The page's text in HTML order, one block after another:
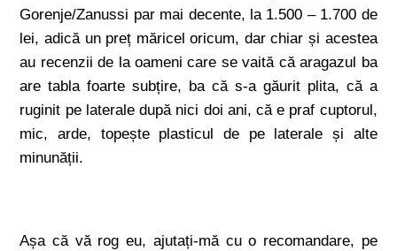
Gorenje/Zanussi par mai decente, la 1.500 – 1.700 de
lei, adică un preț măricel oricum, dar chiar și acestea
au recenzii de la oameni care se vaită că aragazul ba
are tabla foarte subțire, ba că s-a găurit plita, că a
ruginit pe laterale după nici doi ani, că e praf cuptorul,
mic, arde, topește plasticul de pe laterale și alte
minunății.
Așa că vă rog eu, ajutați-mă cu o recomandare, pe